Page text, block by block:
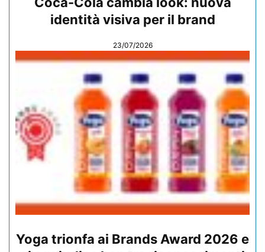
identità visiva per il brand
23/07/2026
Yoga trionfa ai Brands Award 2026 e